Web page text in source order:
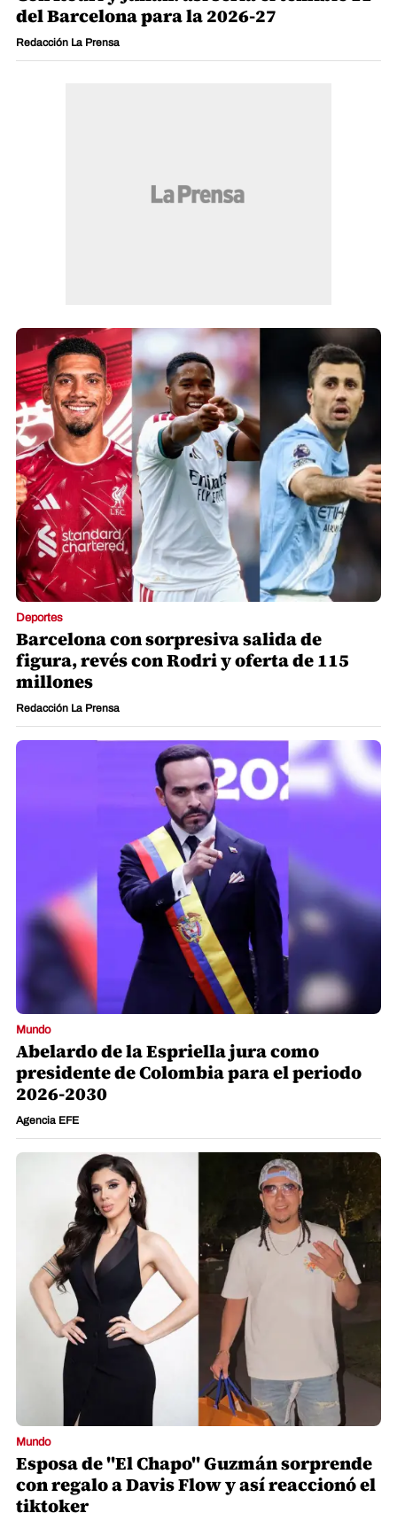
del Barcelona para la 2026-27
Redacción La Prensa
Deportes
Barcelona con sorpresiva salida de
figura, revés con Rodri y oferta de 115
millones
Redacción La Prensa
Mundo
Abelardo de la Espriella jura como
presidente de Colombia para el periodo
2026-2030
Agencia EFE
Mundo
Esposa de "El Chapo" Guzmán sorprende
con regalo a Davis Flow y así reaccionó el
tiktoker